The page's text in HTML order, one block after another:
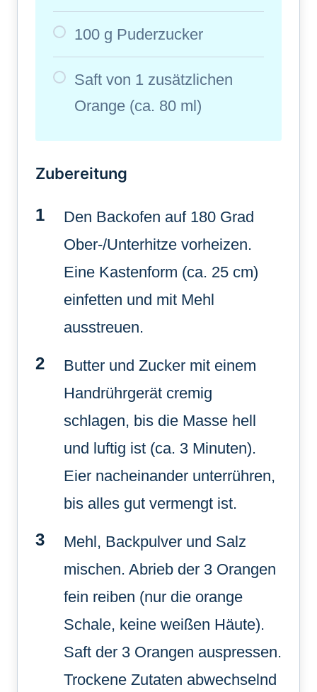
100 g Puderzucker
Saft von 1 zusätzlichen
Orange (ca. 80 ml)
Zubereitung
Den Backofen auf 180 Grad
Ober-/Unterhitze vorheizen.
Eine Kastenform (ca. 25 cm)
einfetten und mit Mehl
ausstreuen.
Butter und Zucker mit einem
Handrührgerät cremig
schlagen, bis die Masse hell
und luftig ist (ca. 3 Minuten).
Eier nacheinander unterrühren,
bis alles gut vermengt ist.
Mehl, Backpulver und Salz
mischen. Abrieb der 3 Orangen
fein reiben (nur die orange
Schale, keine weißen Häute).
Saft der 3 Orangen auspressen.
Trockene Zutaten abwechselnd